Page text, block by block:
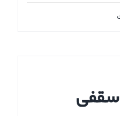
سقفی